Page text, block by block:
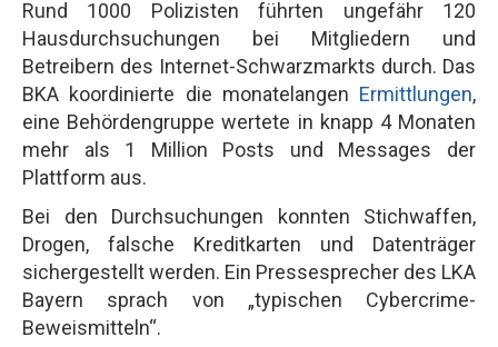
Rund 1000 Polizisten führten ungefähr 120
Hausdurchsuchungen bei Mitgliedern und
Betreibern des Internet-Schwarzmarkts durch. Das
BKA koordinierte die monatelangen Ermittlungen,
eine Behördengruppe wertete in knapp 4 Monaten
mehr als 1 Million Posts und Messages der
Plattform aus.
Bei den Durchsuchungen konnten Stichwaffen,
Drogen, falsche Kreditkarten und Datenträger
sichergestellt werden. Ein Pressesprecher des LKA
Bayern sprach von „typischen Cybercrime-
Beweismitteln“.